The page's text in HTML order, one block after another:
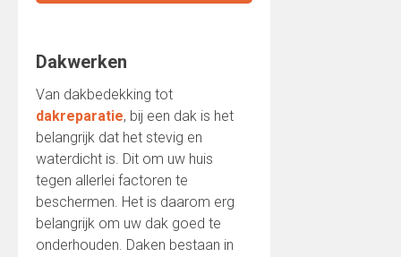
Dakwerken
Van dakbedekking tot
dakreparatie, bij een dak is het
belangrijk dat het stevig en
waterdicht is. Dit om uw huis
tegen allerlei factoren te
beschermen. Het is daarom erg
belangrijk om uw dak goed te
onderhouden. Daken bestaan in